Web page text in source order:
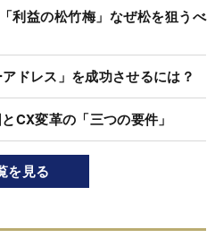
利益の松竹梅」なぜ松を狙うべ
ドレス」を成功させるには？
CX変革の「三つの要件」
を見る